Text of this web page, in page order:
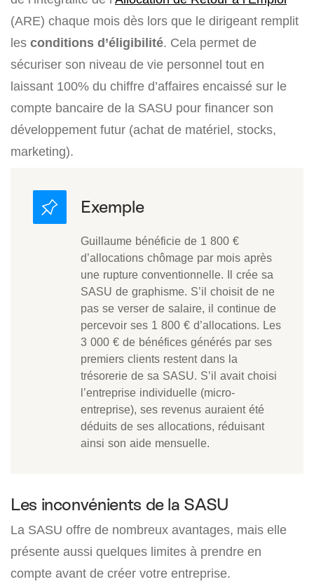
(ARE) chaque mois dès lors que le dirigeant remplit
les conditions d’éligibilité. Cela permet de
sécuriser son niveau de vie personnel tout en
laissant 100% du chiffre d’affaires encaissé sur le
compte bancaire de la SASU pour financer son
développement futur (achat de matériel, stocks,
marketing).
Guillaume bénéficie de 1 800 €
d’allocations chômage par mois après
une rupture conventionnelle. Il crée sa
SASU de graphisme. S’il choisit de ne
pas se verser de salaire, il continue de
percevoir ses 1 800 € d’allocations. Les
3 000 € de bénéfices générés par ses
premiers clients restent dans la
trésorerie de sa SASU. S’il avait choisi
l’entreprise individuelle (micro-
entreprise), ses revenus auraient été
déduits de ses allocations, réduisant
ainsi son aide mensuelle.
Les inconvénients de la SASU
La SASU offre de nombreux avantages, mais elle
présente aussi quelques limites à prendre en
compte avant de créer votre entreprise.